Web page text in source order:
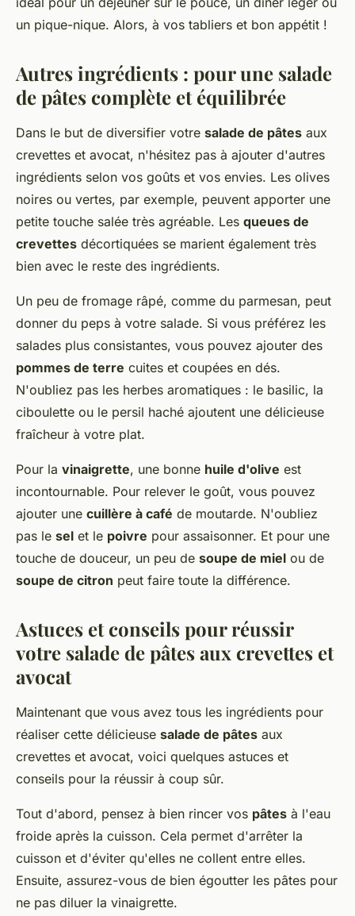
un pique-nique. Alors, à vos tabliers et bon appétit !
Autres ingrédients : pour une salade
de pâtes complète et équilibrée
Dans le but de diversifier votre salade de pâtes aux
crevettes et avocat, n'hésitez pas à ajouter d'autres
ingrédients selon vos goûts et vos envies. Les olives
noires ou vertes, par exemple, peuvent apporter une
petite touche salée très agréable. Les queues de
crevettes décortiquées se marient également très
bien avec le reste des ingrédients.
Un peu de fromage râpé, comme du parmesan, peut
donner du peps à votre salade. Si vous préférez les
salades plus consistantes, vous pouvez ajouter des
pommes de terre cuites et coupées en dés.
N'oubliez pas les herbes aromatiques : le basilic, la
ciboulette ou le persil haché ajoutent une délicieuse
fraîcheur à votre plat.
Pour la vinaigrette, une bonne huile d'olive est
incontournable. Pour relever le goût, vous pouvez
ajouter une cuillère à café de moutarde. N'oubliez
pas le sel et le poivre pour assaisonner. Et pour une
touche de douceur, un peu de soupe de miel ou de
soupe de citron peut faire toute la différence.
Astuces et conseils pour réussir
votre salade de pâtes aux crevettes et
avocat
Maintenant que vous avez tous les ingrédients pour
réaliser cette délicieuse salade de pâtes aux
crevettes et avocat, voici quelques astuces et
conseils pour la réussir à coup sûr.
Tout d'abord, pensez à bien rincer vos pâtes à l'eau
froide après la cuisson. Cela permet d'arrêter la
cuisson et d'éviter qu'elles ne collent entre elles.
Ensuite, assurez-vous de bien égoutter les pâtes pour
ne pas diluer la vinaigrette.